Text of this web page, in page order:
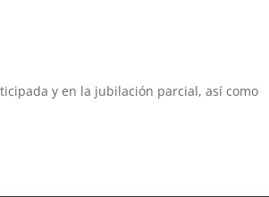
y en la jubilación parcial, así como